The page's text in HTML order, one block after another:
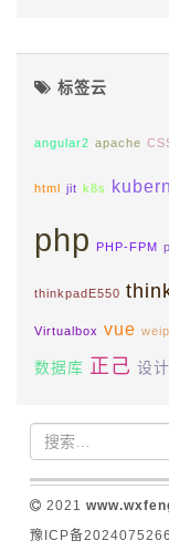
标签云
angular2 apache
html jit k8s
php PHP-FPM
thinkpadE550
Virtualbox vue
数据库 正己 设
2021
豫ICP备